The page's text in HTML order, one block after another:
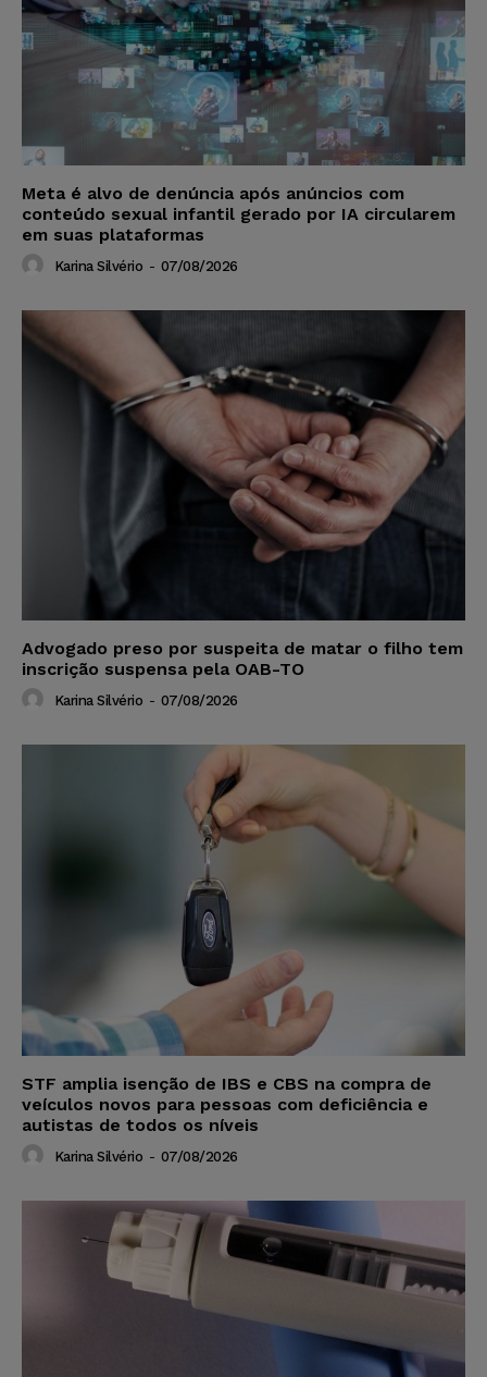
Meta é alvo de denúncia após anúncios com
conteúdo sexual infantil gerado por IA circularem
em suas plataformas
Karina Silvério - 07/08/2026
Advogado preso por suspeita de matar o filho tem
inscrição suspensa pela OAB-TO
Karina Silvério - 07/08/2026
STF amplia isenção de IBS e CBS na compra de
veículos novos para pessoas com deficiência e
autistas de todos os níveis
Karina Silvério - 07/08/2026